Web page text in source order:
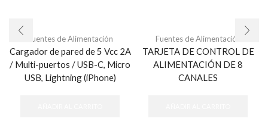
Fuentes de Alimentación
Cargador de pared de 5 Vcc 2A
/ Multi-puertos / USB-C, Micro
USB, Lightning (iPhone)
Fuentes de Alimentación
TARJETA DE CONTROL DE
ALIMENTACIÓN DE 8
CANALES